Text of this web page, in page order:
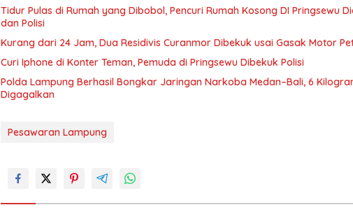
Tidur Pulas di Rumah yang Dibobol, Pencuri Rumah Kosong DI Pringsewu
dan Polisi
Kurang dari 24 Jam, Dua Residivis Curanmor Dibekuk usai Gasak Motor
Curi Iphone di Konter Teman, Pemuda di Pringsewu Dibekuk Polisi
Polda Lampung Berhasil Bongkar Jaringan Narkoba Medan–Bali, 6
Digagalkan
Pesawaran Lampung